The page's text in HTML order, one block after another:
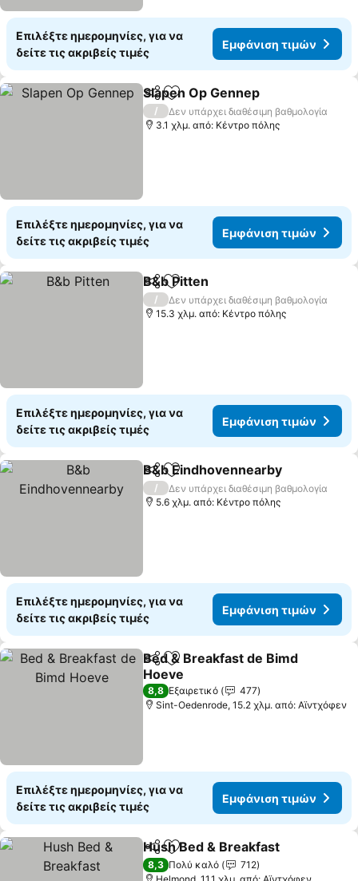
Επιλέξτε ημερομηνίες, για να
δείτε τις ακριβείς τιμές
Εμφάνιση τιμών
Κοινοποίηση
Προσθήκη στα αγαπημένα
Slapen Op Gennep
/
Δεν υπάρχει διαθέσιμη βαθμολογία
3.1 χλμ. από: Κέντρο πόλης
Επιλέξτε ημερομηνίες, για να
δείτε τις ακριβείς τιμές
Εμφάνιση τιμών
Κοινοποίηση
Προσθήκη στα αγαπημένα
B&b Pitten
/
Δεν υπάρχει διαθέσιμη βαθμολογία
15.3 χλμ. από: Κέντρο πόλης
Επιλέξτε ημερομηνίες, για να
δείτε τις ακριβείς τιμές
Εμφάνιση τιμών
Κοινοποίηση
Προσθήκη στα αγαπημένα
B&b Eindhovennearby
/
Δεν υπάρχει διαθέσιμη βαθμολογία
5.6 χλμ. από: Κέντρο πόλης
Επιλέξτε ημερομηνίες, για να
δείτε τις ακριβείς τιμές
Εμφάνιση τιμών
Κοινοποίηση
Προσθήκη στα αγαπημένα
Bed & Breakfast de Bimd
Hoeve
Εμφάνιση τιμών
8,8 Εξαιρετικό
477
Sint-Oedenrode, 15.2 χλμ. από: Αϊντχόφεν
Επιλέξτε ημερομηνίες, για να
δείτε τις ακριβείς τιμές
Εμφάνιση τιμών
Κοινοποίηση
Προσθήκη στα αγαπημένα
Hush Bed & Breakfast
8,3 Πολύ καλό
712